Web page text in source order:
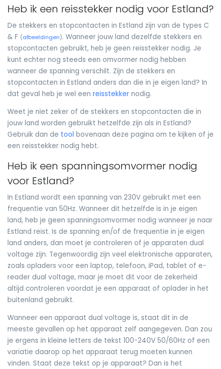
Heb ik een reisstekker nodig voor Estland?
De stekkers en stopcontacten in Estland zijn van de types C
& F (afbeeldingen). Wanneer jouw land dezelfde stekkers en
stopcontacten gebruikt, heb je geen reisstekker nodig. Je
kunt echter nog steeds een omvormer nodig hebben
wanneer de spanning verschilt. Zijn de stekkers en
stopcontacten in Estland anders dan die in je eigen land? In
dat geval heb je wel een reisstekker nodig.
Weet je niet zeker of de stekkers en stopcontacten die in
jouw land worden gebruikt hetzelfde zijn als in Estland?
Gebruik dan de tool bovenaan deze pagina om te kijken of je
een reisstekker nodig hebt.
Heb ik een spanningsomvormer nodig
voor Estland?
In Estland wordt een spanning van 230V gebruikt met een
frequentie van 50Hz. Wanneer dit hetzelfde is in je eigen
land, heb je geen spanningsomvormer nodig wanneer je naar
Estland reist. Is de spanning en/of de frequentie in je eigen
land anders, dan moet je controleren of je apparaten dual
voltage zijn. Tegenwoordig zijn veel elektronische apparaten,
zoals opladers voor een laptop, telefoon, iPad, tablet of e-
reader dual voltage, maar je moet dit voor de zekerheid
altijd controleren voordat je een apparaat of oplader in het
buitenland gebruikt.
Wanneer een apparaat dual voltage is, staat dit in de
meeste gevallen op het apparaat zelf aangegeven. Dan zou
je ergens in kleine letters de tekst 100-240V 50/60Hz of een
variatie daarop op het apparaat terug moeten kunnen
vinden. Staat deze tekst op je apparaat? Dan is het